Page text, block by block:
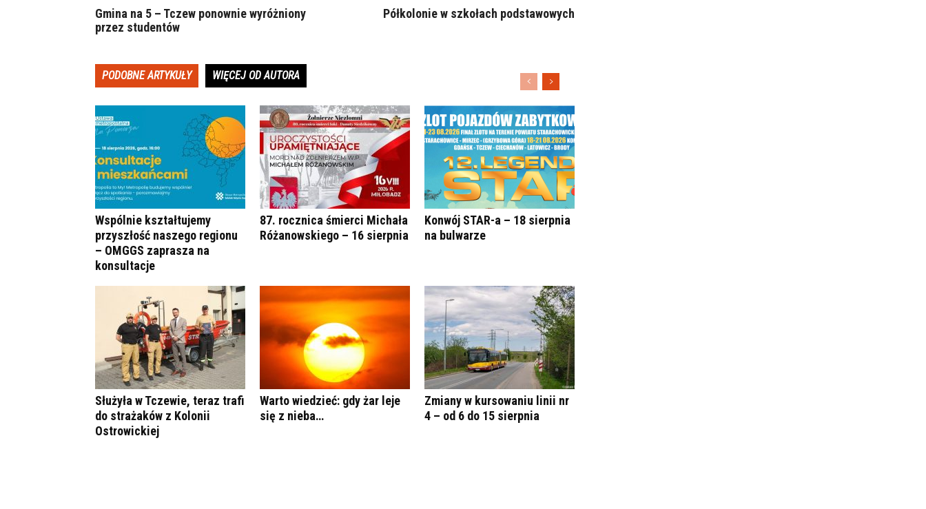
Gmina na 5 – Tczew ponownie wyróżniony
przez studentów
Półkolonie w szkołach podstawowych
PODOBNE ARTYKUŁY WIĘCEJ OD AUTORA
Wspólnie kształtujemy
przyszłość naszego regionu
– OMGGS zaprasza na
konsultacje
87. rocznica śmierci Michała
Różanowskiego – 16 sierpnia
Konwój STAR-a – 18 sierpnia
na bulwarze
Służyła w Tczewie, teraz trafi
do strażaków z Kolonii
Ostrowickiej
Warto wiedzieć: gdy żar leje
się z nieba…
Zmiany w kursowaniu linii nr
4 – od 6 do 15 sierpnia